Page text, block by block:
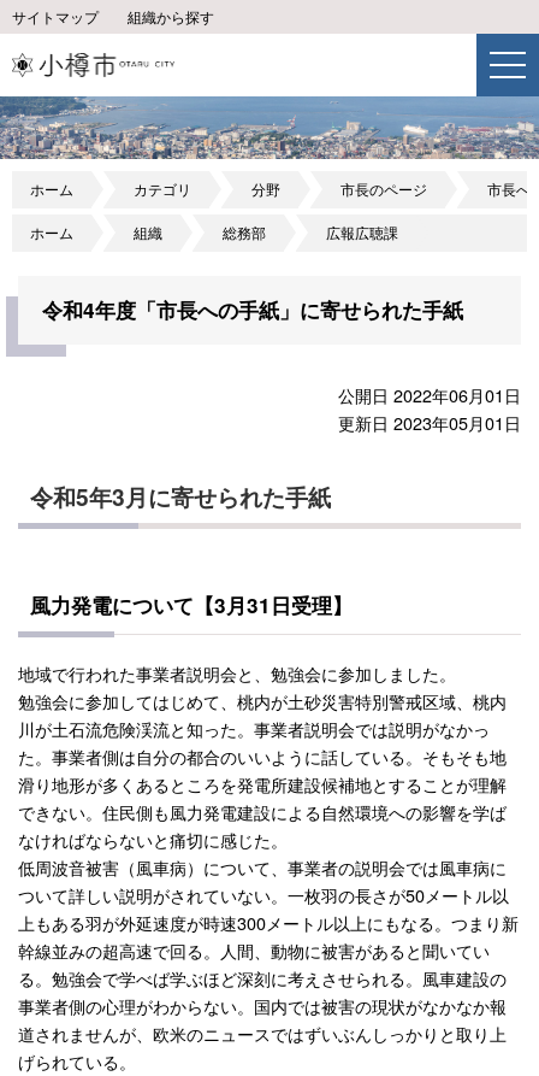
サイトマップ 組織から探す
ホーム カテゴリ 分野 市長のページ 市長へ
ホーム 組織 総務部 広報広聴課
令和4年度「市長への手紙」に寄せられた手紙
公開日 2022年06月01日
更新日 2023年05月01日
令和5年3月に寄せられた手紙
風力発電について【3月31日受理】
地域で行われた事業者説明会と、勉強会に参加しました。
勉強会に参加してはじめて、桃内が土砂災害特別警戒区域、桃内
川が土石流危険渓流と知った。事業者説明会では説明がなかっ
た。事業者側は自分の都合のいいように話している。そもそも地
滑り地形が多くあるところを発電所建設候補地とすることが理解
できない。住民側も風力発電建設による自然環境への影響を学ば
なければならないと痛切に感じた。
低周波音被害（風車病）について、事業者の説明会では風車病に
ついて詳しい説明がされていない。一枚羽の長さが50メートル以
上もある羽が外延速度が時速300メートル以上にもなる。つまり新
幹線並みの超高速で回る。人間、動物に被害があると聞いてい
る。勉強会で学べば学ぶほど深刻に考えさせられる。風車建設の
事業者側の心理がわからない。国内では被害の現状がなかなか報
道されませんが、欧米のニュースではずいぶんしっかりと取り上
げられている。